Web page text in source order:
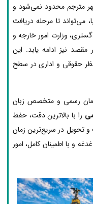
مترجم محدود نمی‌شود و
می‌تواند تا مرحله دریافت
وزارت امور خارجه و
نیز ادامه یابد. این
حقوقی و اداری در سطح
رسمی و متخصص زبان
را با بالاترین دقت، حفظ
تحویل در سریع‌ترین زمان
و با اطمینان کامل، امور